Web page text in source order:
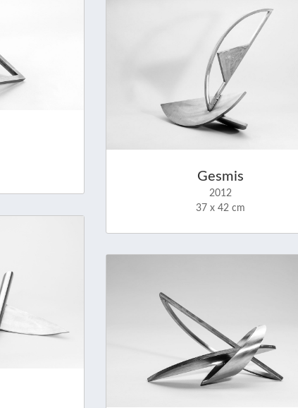
Gesmis
2012
37 x 42 cm